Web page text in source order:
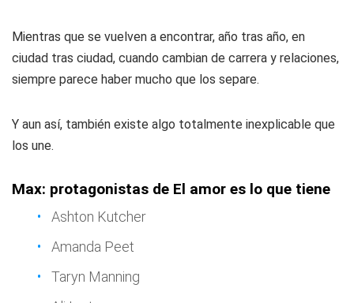
Mientras que se vuelven a encontrar, año tras año, en
ciudad tras ciudad, cuando cambian de carrera y relaciones,
siempre parece haber mucho que los separe.
Y aun así, también existe algo totalmente inexplicable que
los une.
Max: protagonistas de El amor es lo que tiene
Ashton Kutcher
Amanda Peet
Taryn Manning